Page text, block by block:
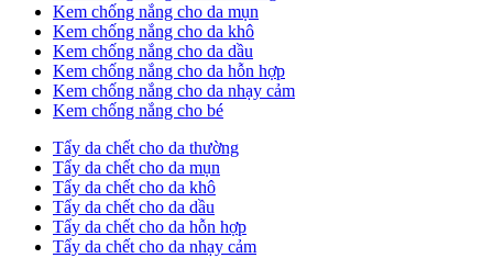
Kem chống nắng cho da mụn
Kem chống nắng cho da khô
Kem chống nắng cho da dầu
Kem chống nắng cho da hỗn hợp
Kem chống nắng cho da nhạy cảm
Kem chống nắng cho bé
Tẩy da chết cho da thường
Tẩy da chết cho da mụn
Tẩy da chết cho da khô
Tẩy da chết cho da dầu
Tẩy da chết cho da hỗn hợp
Tẩy da chết cho da nhạy cảm